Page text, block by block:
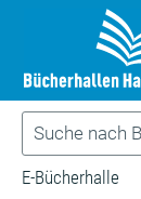
E-Bücherhalle